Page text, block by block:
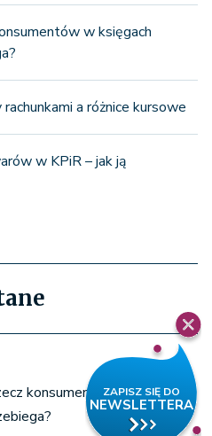
w księgach
a różnice kursowe
w KPiR – jak ją
konsumentów w księgach